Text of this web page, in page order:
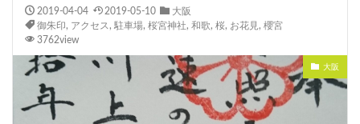
2019-04-04 2019-05-10
大阪
御朱印, アクセス , 駐車場, 桜宮神社, 和歌, 桜, お花見 , 櫻宮
3762view
大阪